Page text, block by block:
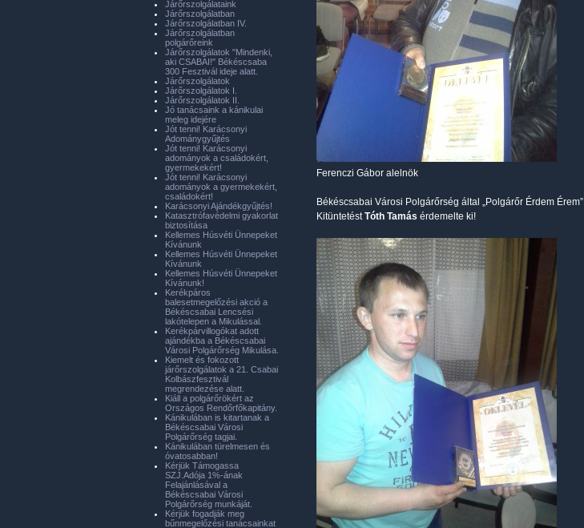
Ferenczi Gábor alelnök
Békéscsabai Városi Polgárőrség által „Polgárőr Érdem Érem”
KitüntetéstTóth Tamás érdemelte ki!
Járőrszolgálataink
Járőrszolgálatban
Járőrszolgálatban IV.
Járőrszolgálatban
polgárőreink
Járőrszolgálatok "Mindenki,
aki CSABAI!" Békéscsaba
300 Fesztivál ideje alatt.
Járőrszolgálatok
Járőrszolgálatok I.
Járőrszolgálatok II.
Jó tanácsaink a kánikulai
meleg idejére
Jót tenni! Karácsonyi
Adománygyűjtés
Jót tenni! Karácsonyi
adományok a családokért,
gyermekekért!
Jót tenni! Karácsonyi
adományok a gyermekekért,
családokért!
Karácsonyi Ajándékgyűjtés!
Katasztrófavédelmi gyakorlat
biztosítása
Kellemes Húsvéti Ünnepeket
Kívánunk
Kellemes Húsvéti Ünnepeket
Kívánunk
Kellemes Húsvéti Ünnepeket
Kívánunk!
Kerékpáros
balesetmegelőzési akció a
Békéscsabai Lencsési
lakótelepen a Mikulással.
Kerékpárvillogókat adott
ajándékba a Békéscsabai
Városi Polgárőrség Mikulása.
Kiemelt és fokozott
járőrszolgálatok a 21. Csabai
Kolbászfesztivál
megrendezése alatt.
Kiáll a polgárőrökért az
Országos Rendőrfőkapitány.
Kánikulában is kitartanak a
Békéscsabai Városi
Polgárőrség tagjai.
Kánikulában türelmesen és
óvatosabban!
Kérjük Támogassa
SZJ.Adója 1%-ának
Felajánlásával a
Békéscsabai Városi
Polgárőrség munkáját.
Kérjük fogadják meg
bűnmegelőzési tanácsainkat